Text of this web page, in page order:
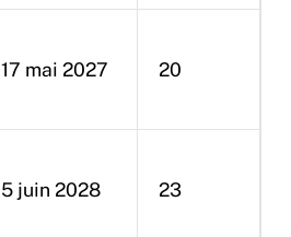
17 mai 2027 20
5 juin 2028 23